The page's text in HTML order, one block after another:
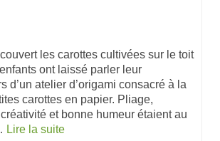
les carottes cultivées sur le toit
ont laissé parler leur
d’un atelier d’origami consacré à la
carottes en papier. Pliage,
et bonne humeur étaient au
Lire la suite